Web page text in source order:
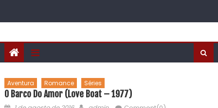
Aventura Romance Séries
O Barco Do Amor (Love Boat – 1977)